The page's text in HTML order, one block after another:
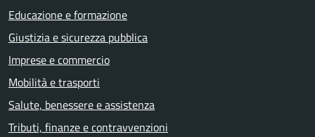
Educazione e formazione
Giustizia e sicurezza pubblica
Imprese e commercio
Mobilità e trasporti
Salute, benessere e assistenza
Tributi, finanze e contravvenzioni